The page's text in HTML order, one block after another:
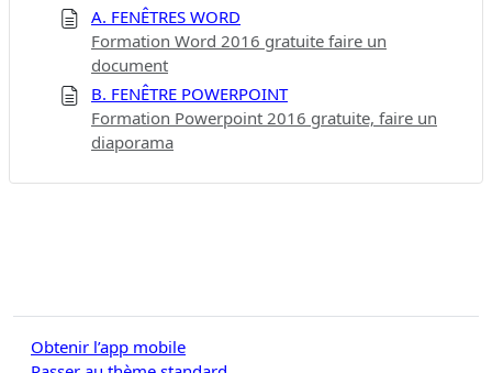
A. FENÊTRES WORD
Formation Word 2016 gratuite faire un
document
B. FENÊTRE POWERPOINT
Formation Powerpoint 2016 gratuite, faire un
diaporama
Obtenir l’app mobile